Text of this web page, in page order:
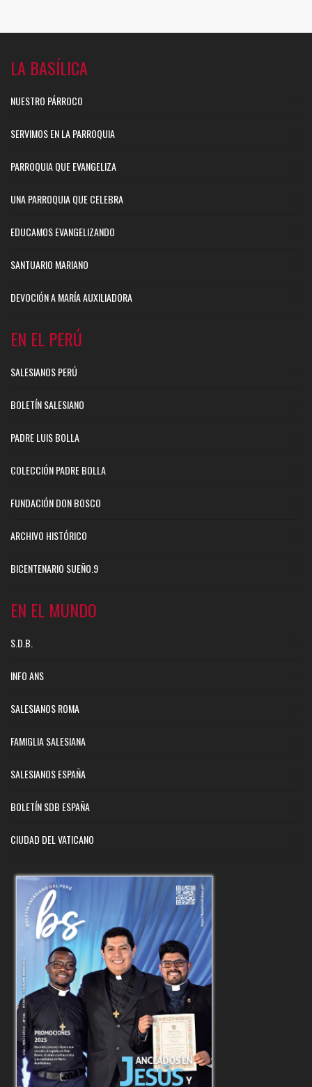
LA BASÍLICA
NUESTRO PÁRROCO
SERVIMOS EN LA PARROQUIA
PARROQUIA QUE EVANGELIZA
UNA PARROQUIA QUE CELEBRA
EDUCAMOS EVANGELIZANDO
SANTUARIO MARIANO
DEVOCIÓN A MARÍA AUXILIADORA
EN EL PERÚ
SALESIANOS PERÚ
BOLETÍN SALESIANO
PADRE LUIS BOLLA
COLECCIÓN PADRE BOLLA
FUNDACIÓN DON BOSCO
ARCHIVO HISTÓRICO
BICENTENARIO SUEÑO.9
EN EL MUNDO
S.D.B.
INFO ANS
SALESIANOS ROMA
FAMIGLIA SALESIANA
SALESIANOS ESPAÑA
BOLETÍN SDB ESPAÑA
CIUDAD DEL VATICANO